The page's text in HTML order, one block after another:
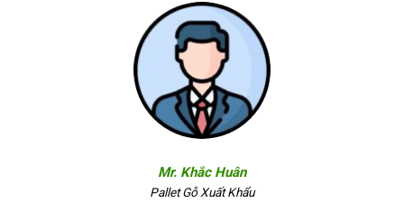
Mr. Khắc Huân
Pallet Gỗ Xuất Khẩu